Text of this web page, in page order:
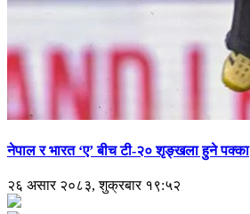
नेपाल र भारत ‘ए’ बीच टी-२० शृङ्खला हुने पक्का
२६ असार २०८३, शुक्रबार १९:५२